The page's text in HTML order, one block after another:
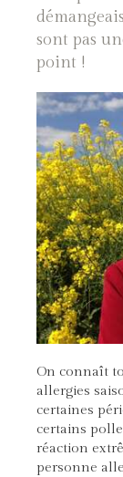
sont pas
point !
On connaît
allergies
certaines
certains
réaction
personne